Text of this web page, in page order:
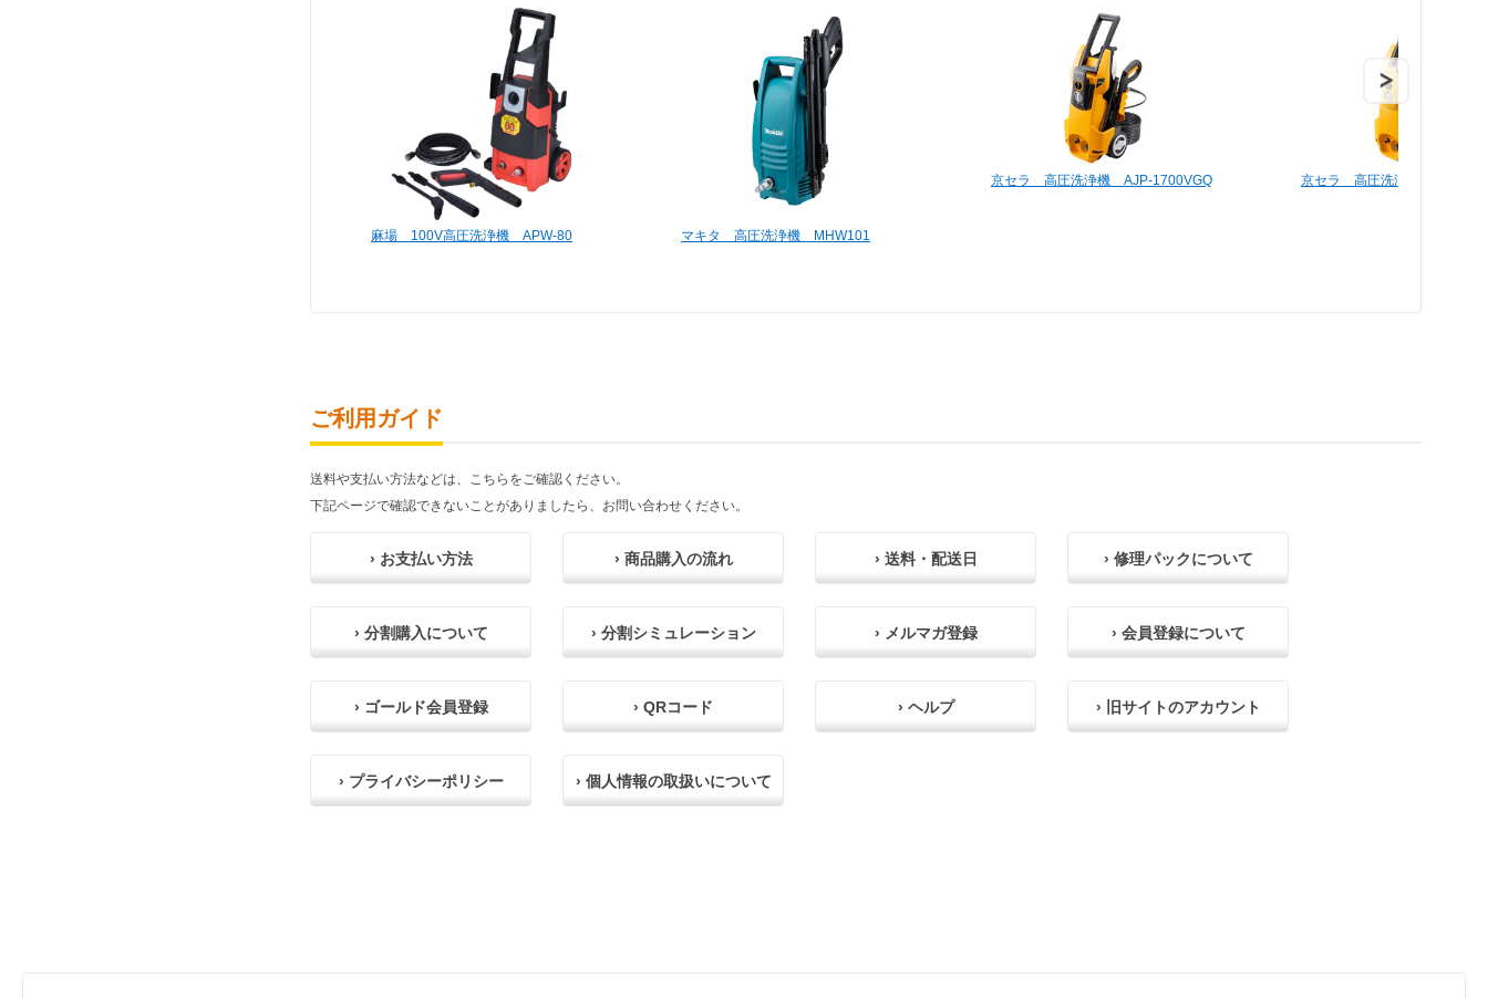
麻場 100V高圧洗浄機 APW-80 マキタ 高圧洗浄機 MHW101
京セラ 高圧洗浄機 AJP-1700VGQ 京セラ 高圧洗浄機 AJP-
ご利用ガイド
送料や支払い方法などは、こちらをご確認ください。
下記ページで確認できないことがありましたら、お問い合わせください。
› お支払い方法 › 商品購入の流れ › 送料・配送日 › 修理パックについて
› 分割購入について › 分割シミュレーション › メルマガ登録 › 会員登録について
› ゴールド会員登録 › QRコード › ヘルプ › 旧サイトのアカウント
› プライバシーポリシー › 個人情報の取扱いについて